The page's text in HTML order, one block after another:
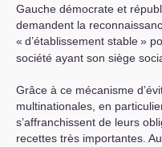
Gauche démocrate et
demandent la
« d’établissement stable»
société ayant son siège
Grâce à ce mécanisme
multinationales, en
s’affranchissent de leurs
recettes très importantes.